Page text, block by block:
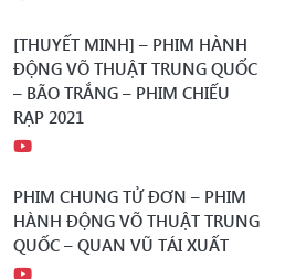
[THUYẾT MINH] – PHIM HÀNH
ĐỘNG VÕ THUẬT TRUNG QUỐC
– BÃO TRẮNG – PHIM CHIẾU
RẠP 2021
PHIM CHUNG TỬ ĐƠN – PHIM
HÀNH ĐỘNG VÕ THUẬT TRUNG
QUỐC – QUAN VŨ TÁI XUẤT